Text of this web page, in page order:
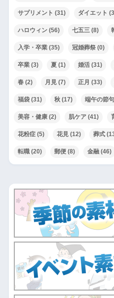
サプリメント (31) ダイエット
ハロウィン(56) 七五三(8)
入学・卒業(35) 冠婚葬祭(0)
卒業(3) 夏 (1) 婚活(31)
春(2) 月見(7) 正月 (33)
福袋(31) 秋(17) 端午の節句
美容・健康(2) 肌ケア(41)
花粉症(5) 花見(12) 葬式
転職(20) 郵便(8) 金融(46)